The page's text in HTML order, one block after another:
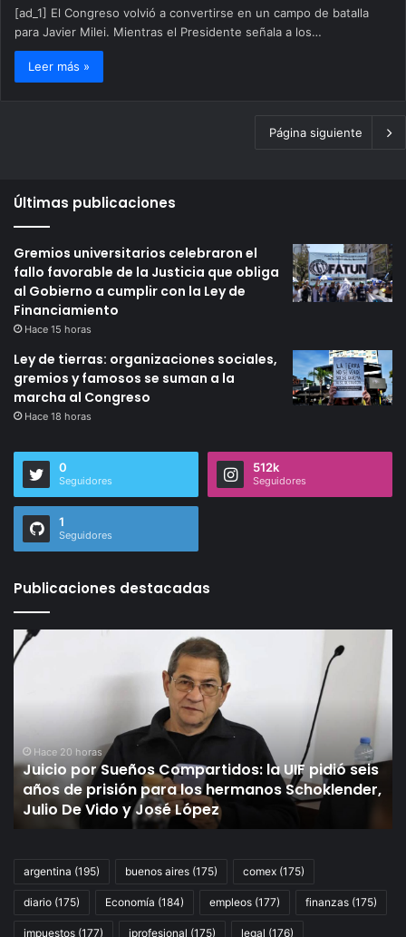
[ad_1] El Congreso volvió a convertirse en un campo de batalla
para Javier Milei. Mientras el Presidente señala a los…
Leer más »
Página siguiente
Últimas publicaciones
Gremios universitarios celebraron el
fallo favorable de la Justicia que obliga
al Gobierno a cumplir con la Ley de
Financiamiento
Hace 15 horas
Ley de tierras: organizaciones sociales,
gremios y famosos se suman a la
marcha al Congreso
Hace 18 horas
0
Seguidores
512k
Seguidores
1
Seguidores
Publicaciones destacadas
Juicio
por
pidió
seis
años
de
los
Schoklender,
Hace 20 horas
Juicio por Sueños Compartidos: la UIF pidió seis
años de prisión para los hermanos Schoklender,
Julio De Vido y José López
argentina (195) buenos aires (175) comex (175)
diario (175) Economía (184) empleos (177) finanzas (175)
impuestos (177) iprofesional (175) legal (176)